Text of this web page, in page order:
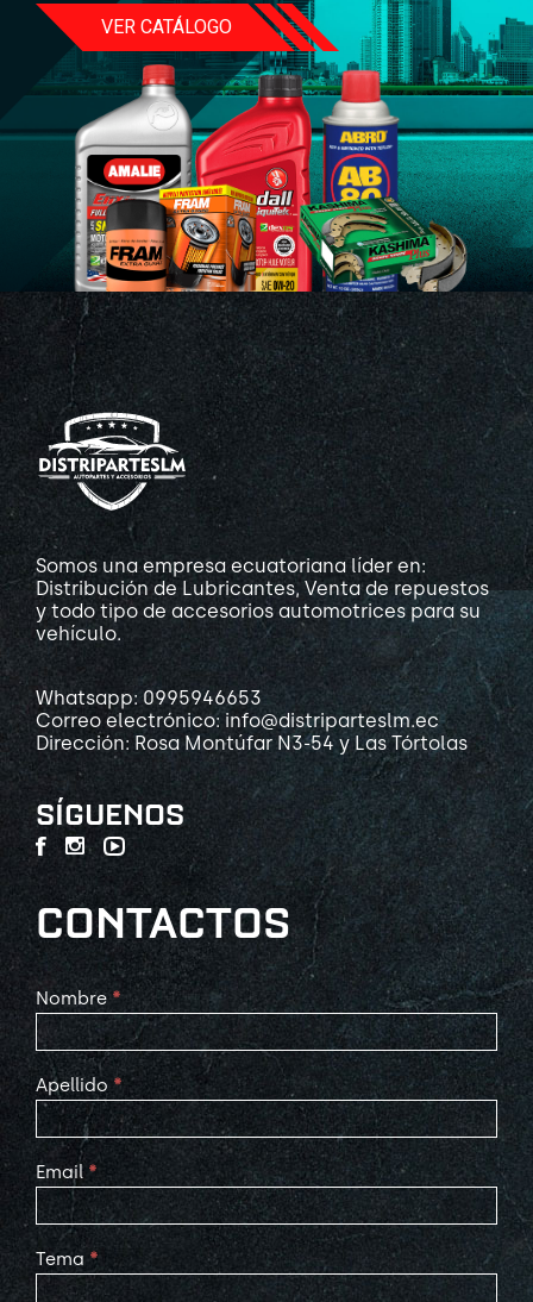
VER CATÁLOGO
Somos una empresa ecuatoriana líder en:
Distribución de Lubricantes, Venta de repuestos
y todo tipo de accesorios automotrices para su
vehículo.
Whatsapp: 0995946653
Correo electrónico: info@distriparteslm.ec
Dirección: Rosa Montúfar N3-54 y Las Tórtolas
SÍGUENOS
CONTACTOS
Contact
Us
Nombre *
Apellido *
Email *
Tema *